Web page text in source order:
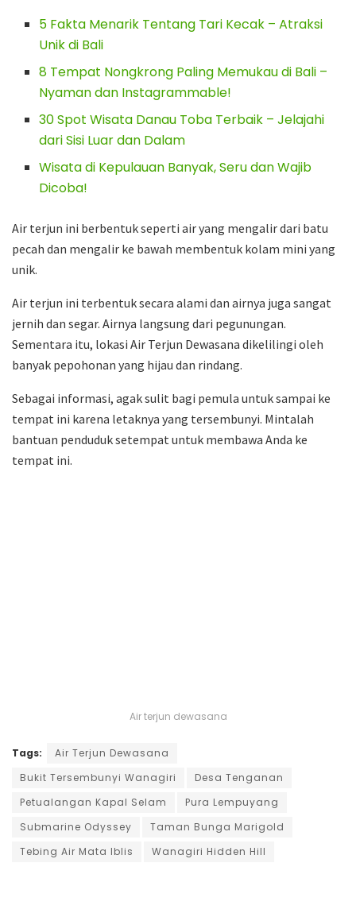
5 Fakta Menarik Tentang Tari Kecak – Atraksi
Unik di Bali
8 Tempat Nongkrong Paling Memukau di Bali –
Nyaman dan Instagrammable!
30 Spot Wisata Danau Toba Terbaik – Jelajahi
dari Sisi Luar dan Dalam
Wisata di Kepulauan Banyak, Seru dan Wajib
Dicoba!
Air terjun ini berbentuk seperti air yang mengalir dari batu
pecah dan mengalir ke bawah membentuk kolam mini yang
unik.
Air terjun ini terbentuk secara alami dan airnya juga sangat
jernih dan segar. Airnya langsung dari pegunungan.
Sementara itu, lokasi Air Terjun Dewasana dikelilingi oleh
banyak pepohonan yang hijau dan rindang.
Sebagai informasi, agak sulit bagi pemula untuk sampai ke
tempat ini karena letaknya yang tersembunyi. Mintalah
bantuan penduduk setempat untuk membawa Anda ke
tempat ini.
Air terjun dewasana
Tags:
Air Terjun Dewasana
Bukit Tersembunyi Wanagiri
Desa Tenganan
Petualangan Kapal Selam
Pura Lempuyang
Submarine Odyssey
Taman Bunga Marigold
Tebing Air Mata Iblis
Wanagiri Hidden Hill